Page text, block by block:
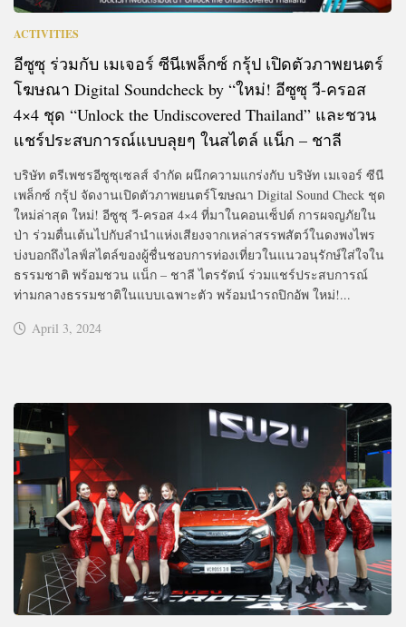
ACTIVITIES
อีซูซุ ร่วมกับ เมเจอร์ ซีนีเพล็กซ์ กรุ้ป เปิดตัวภาพยนตร์
โฆษณา Digital Soundcheck by “ใหม่! อีซูซุ วี-ครอส
4×4 ชุด “Unlock the Undiscovered Thailand” และชวน
แชร์ประสบการณ์แบบลุยๆ ในสไตล์ แน็ก – ชาลี
บริษัท ตรีเพชรอีซูซุเซลส์ จำกัด ผนึกความแกร่งกับ บริษัท เมเจอร์ ซีนี
เพล็กซ์ กรุ้ป จัดงานเปิดตัวภาพยนตร์โฆษณา Digital Sound Check ชุด
ใหม่ล่าสุด ใหม่! อีซูซุ วี-ครอส 4×4 ที่มาในคอนเซ็ปต์ การผจญภัยใน
ป่า ร่วมตื่นเต้นไปกับลำนำแห่งเสียงจากเหล่าสรรพสัตว์ในดงพงไพร
บ่งบอกถึงไลฟ์สไตล์ของผู้ชื่นชอบการท่องเที่ยวในแนวอนุรักษ์ใส่ใจใน
ธรรมชาติ พร้อมชวน แน็ก – ชาลี ไตรรัตน์ ร่วมแชร์ประสบการณ์
ท่ามกลางธรรมชาติในแบบเฉพาะตัว พร้อมนำรถปิกอัพ ใหม่!...
April 3, 2024